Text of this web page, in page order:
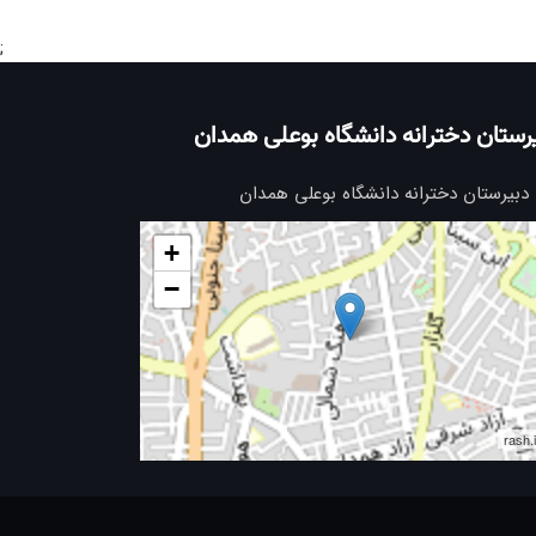
;
دخترانه دانشگاه بوعلی همدان
دبیرستان دخترانه دانشگاه بوعلی همدان
+
−